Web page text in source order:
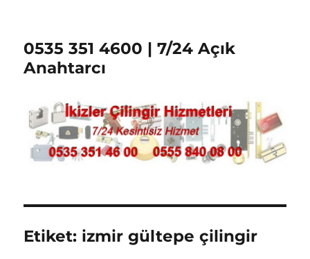
0535 351 4600 | 7/24 Açık
Anahtarcı
Etiket: izmir gültepe çilingir